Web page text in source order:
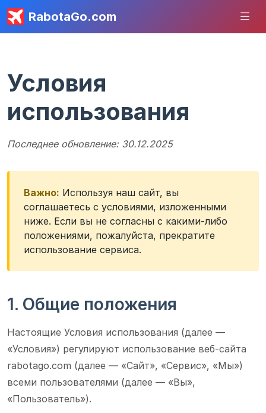
RabotaGo.com
Условия
использования
Последнее обновление: 30.12.2025
Важно: Используя наш сайт, вы
соглашаетесь с условиями, изложенными
ниже. Если вы не согласны с какими-либо
положениями, пожалуйста, прекратите
использование сервиса.
1. Общие положения
Настоящие Условия использования (далее —
«Условия») регулируют использование веб-сайта
rabotago.com (далее — «Сайт», «Сервис», «Мы»)
всеми пользователями (далее — «Вы»,
«Пользователь»).